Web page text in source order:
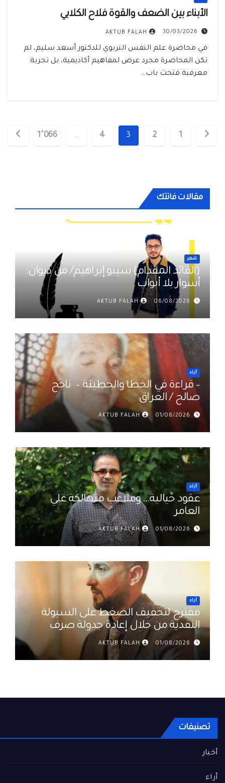
الأبناء بين الضعف والقوة فلاح الكلابي
30/03/2026
AKTUB FALAH
في محاضرة علم النفس التربوي للدكتور أسعد سليم، لم
تكن المحاضرة مجرد عرض لمفاهيم أكاديمية، بل تجربة
معرفية فتحت باب…
تعدد
1
2
3
4
… 1٬066
مقالات فاتتك
شعر
(القائد المقدام) سينو إبراهيم/ من ديوان:
أسوار بلا أبواب
06/08/2026
AKTUB FALAH
أراء
– قراءة في الخطأ والخطيئة – ناجح
صالح / العراق
01/08/2026
AKTUB FALAH
أراء
عقود خيالية… وملاعب متهالكة علي
العامر
01/08/2026
AKTUB FALAH
أراء
مقترح لتخفيف الضغط على السيولة
النقدية من خلال إعادة جدولة صرف
رواتب الموظفين في العراق د. عمر
حميد
01/08/2026
AKTUB FALAH
تصنيفات
أخبار
أراء